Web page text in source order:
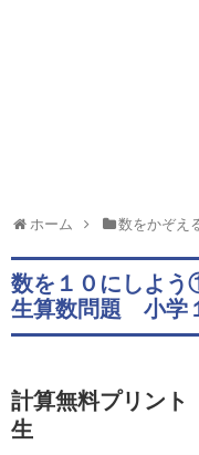
ホーム 数をかぞえ
数を１０にしよ
生算数問題 小学
計算無料プリン
生